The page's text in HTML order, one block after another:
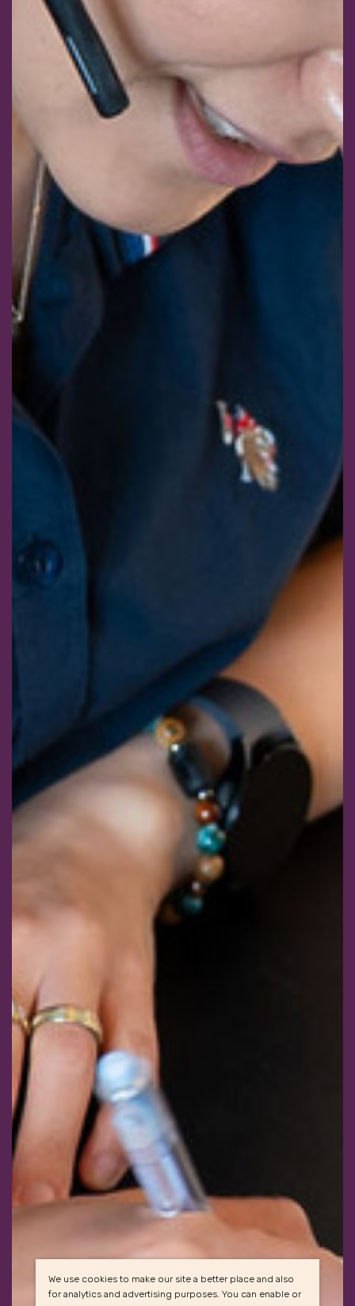
We use cookies to make our site a better place and also
for analytics and advertising purposes. You can enable or